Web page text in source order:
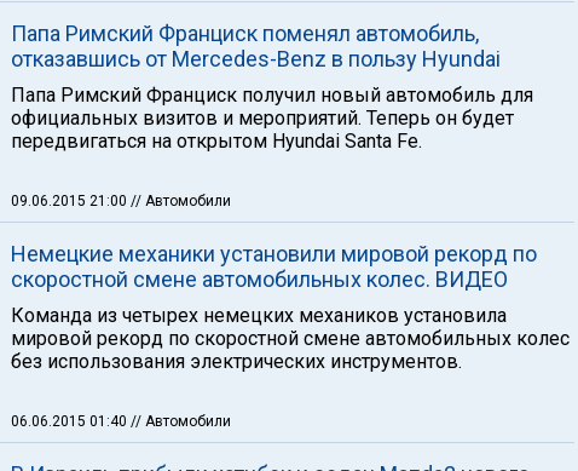
Папа Римский Франциск поменял автомобиль,
отказавшись от Mercedes-Benz в пользу Hyundai
Папа Римский Франциск получил новый автомобиль для
официальных визитов и мероприятий. Теперь он будет
передвигаться на открытом Hyundai Santa Fe.
09.06.2015 21:00 // Автомобили
Немецкие механики установили мировой рекорд по
скоростной смене автомобильных колес. ВИДЕО
Команда из четырех немецких механиков установила
мировой рекорд по скоростной смене автомобильных колес
без использования электрических инструментов.
06.06.2015 01:40 // Автомобили